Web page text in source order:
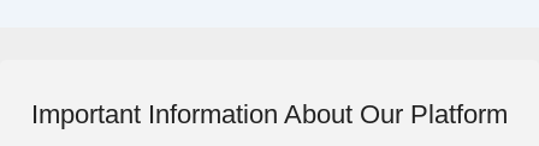
Important Information About Our Platform